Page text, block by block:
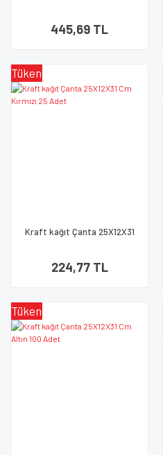
445,69 TL
Tükendi
Kraft kağıt Çanta 25X12X31
224,77 TL
Tükendi